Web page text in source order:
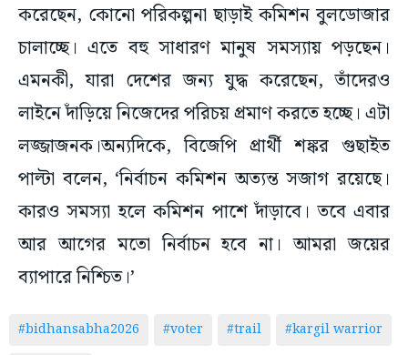
করেছেন, কোনো পরিকল্পনা ছাড়াই কমিশন বুলডোজার
চালাচ্ছে। এতে বহু সাধারণ মানুষ সমস্যায় পড়ছেন।
এমনকী, যারা দেশের জন্য যুদ্ধ করেছেন, তাঁদেরও
লাইনে দাঁড়িয়ে নিজেদের পরিচয় প্রমাণ করতে হচ্ছে। এটা
লজ্জাজনক।অন্যদিকে, বিজেপি প্রার্থী শঙ্কর গুছাইত
পাল্টা বলেন, ‘নির্বাচন কমিশন অত্যন্ত সজাগ রয়েছে।
কারও সমস্যা হলে কমিশন পাশে দাঁড়াবে। তবে এবার
আর আগের মতো নির্বাচন হবে না। আমরা জয়ের
ব্যাপারে নিশ্চিত।’
#bidhansabha2026 #voter #trail
#kargil warrior